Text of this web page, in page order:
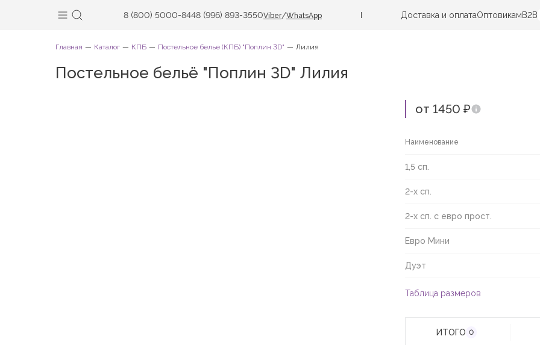
8 (800) 5000-8448 (996) 893-3550Viber/WhatsApp Доставка и оплатаОптовикамB2B
Главная Каталог КПБ Постельное белье (КПБ) "Поплин 3D" Лилия
Постельное бельё "Поплин 3D" Лилия
от 1450 ₽
Наименование
1,5 сп.
2-х сп.
2-х сп. с евро прост.
Евро Мини
Дуэт
Таблица размеров
ИТОГО 0